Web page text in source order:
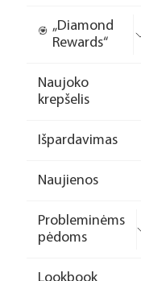
„Diamond
Rewards“
Naujoko
krepšelis
Išpardavimas
Naujienos
Probleminėms
pėdoms